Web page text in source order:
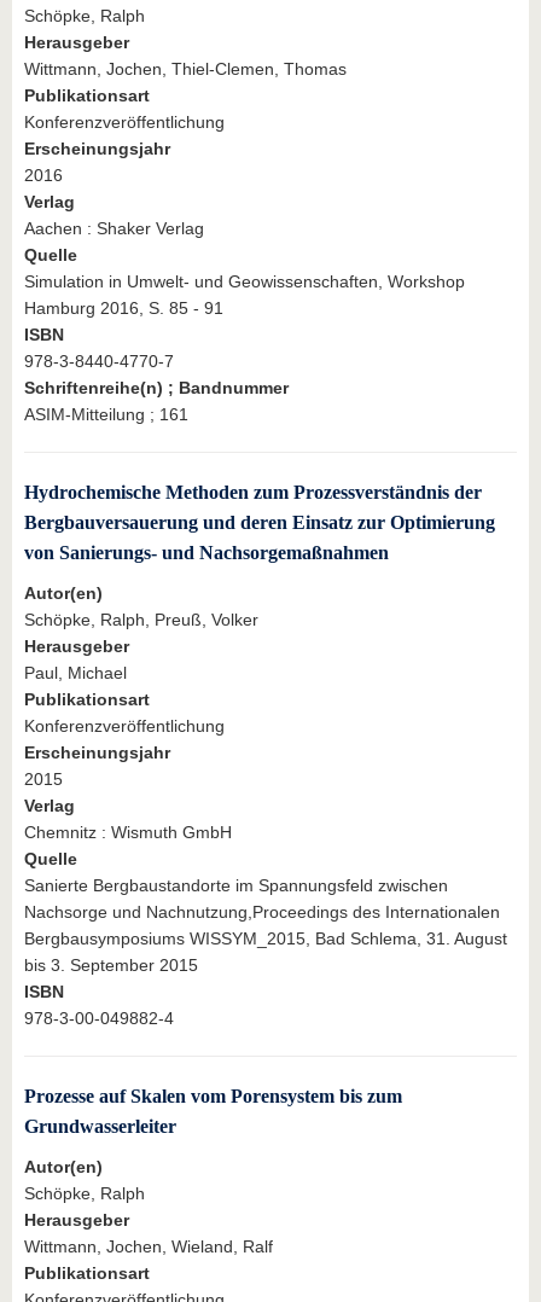
Schöpke, Ralph
Herausgeber
Wittmann, Jochen, Thiel-Clemen, Thomas
Publikationsart
Konferenzveröffentlichung
Erscheinungsjahr
2016
Verlag
Aachen : Shaker Verlag
Quelle
Simulation in Umwelt- und Geowissenschaften, Workshop
Hamburg 2016, S. 85 - 91
ISBN
978-3-8440-4770-7
Schriftenreihe(n) ; Bandnummer
ASIM-Mitteilung ; 161
Hydrochemische Methoden zum Prozessverständnis der
Bergbauversauerung und deren Einsatz zur Optimierung
von Sanierungs- und Nachsorgemaßnahmen
Autor(en)
Schöpke, Ralph, Preuß, Volker
Herausgeber
Paul, Michael
Publikationsart
Konferenzveröffentlichung
Erscheinungsjahr
2015
Verlag
Chemnitz : Wismuth GmbH
Quelle
Sanierte Bergbaustandorte im Spannungsfeld zwischen
Nachsorge und Nachnutzung,Proceedings des Internationalen
Bergbausymposiums WISSYM_2015, Bad Schlema, 31. August
bis 3. September 2015
ISBN
978-3-00-049882-4
Prozesse auf Skalen vom Porensystem bis zum
Grundwasserleiter
Autor(en)
Schöpke, Ralph
Herausgeber
Wittmann, Jochen, Wieland, Ralf
Publikationsart